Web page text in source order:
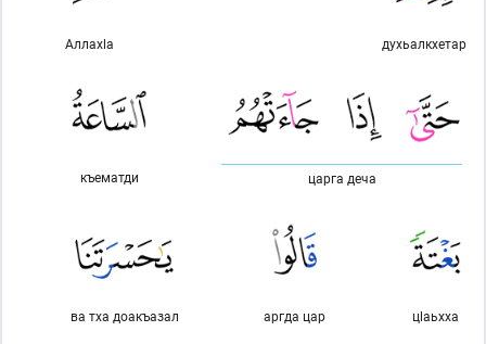
духьалкхетар
Аллахlа
царга деча
къематди
цlаьхха
аргда цар
ва тха доакъазал